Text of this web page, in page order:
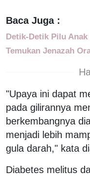
Baca Juga :
Detik-Detik Pilu
Temukan Jenazah
"Upaya ini dapat
pada gilirannya
berkembangnya
menjadi lebih
gula darah," kata
Diabetes melitus